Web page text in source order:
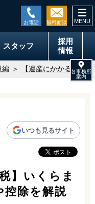
スタッフ
採用
情報
編 【遺産にかかる相続
いつも見るサイト
】いくらま
控除を解説